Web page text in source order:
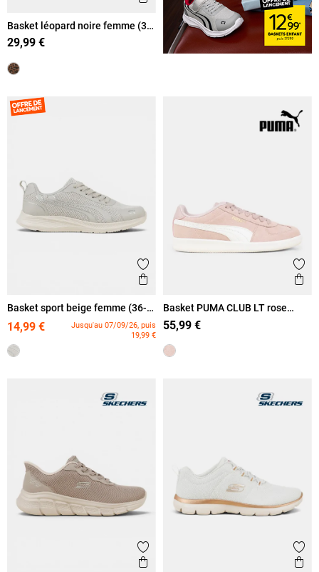
Basket léopard noire femme (36-
41)
29,99 €
Ajouter aux favoris
Aperçu rapide
Basket sport beige femme (36-
42)
14,99 €
Jusqu'au 07/09/26, puis
19,99 €
Basket PUMA CLUB LT rose
femme (36-41)
55,99 €
Ajouter aux favoris
Aperçu rapide